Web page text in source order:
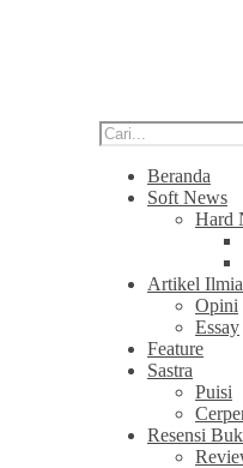
Beranda
Soft News
Hard
Artikel
Opini
Essay
Feature
Sastra
Puisi
Resensi